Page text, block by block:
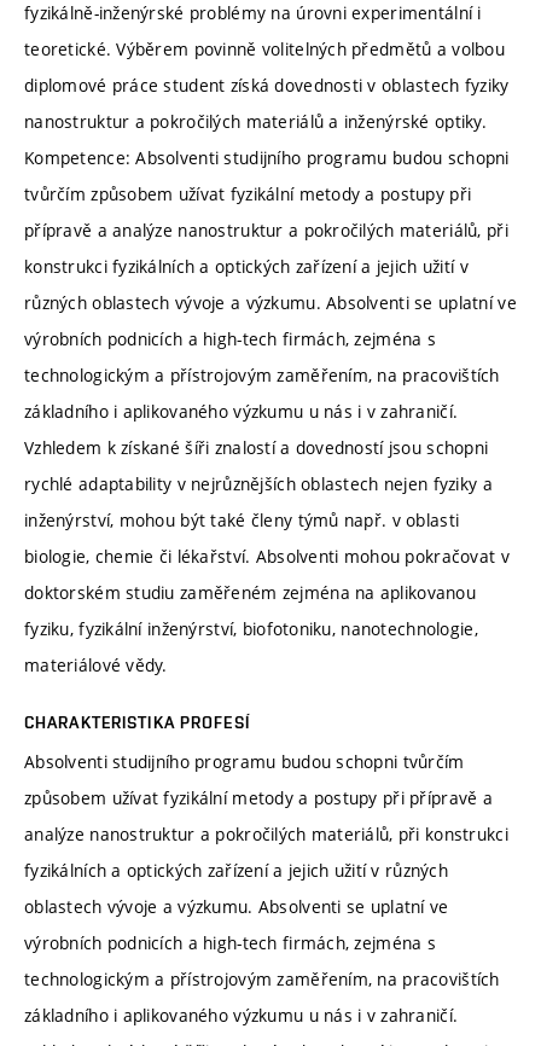
fyzikálně-inženýrské problémy na úrovni experimentální i
teoretické. Výběrem povinně volitelných předmětů a volbou
diplomové práce student získá dovednosti v oblastech fyziky
nanostruktur a pokročilých materiálů a inženýrské optiky.
Kompetence: Absolventi studijního programu budou schopni
tvůrčím způsobem užívat fyzikální metody a postupy při
přípravě a analýze nanostruktur a pokročilých materiálů, při
konstrukci fyzikálních a optických zařízení a jejich užití v
různých oblastech vývoje a výzkumu. Absolventi se uplatní ve
výrobních podnicích a high-tech firmách, zejména s
technologickým a přístrojovým zaměřením, na pracovištích
základního i aplikovaného výzkumu u nás i v zahraničí.
Vzhledem k získané šíři znalostí a dovedností jsou schopni
rychlé adaptability v nejrůznějších oblastech nejen fyziky a
inženýrství, mohou být také členy týmů např. v oblasti
biologie, chemie či lékařství. Absolventi mohou pokračovat v
doktorském studiu zaměřeném zejména na aplikovanou
fyziku, fyzikální inženýrství, biofotoniku, nanotechnologie,
materiálové vědy.
CHARAKTERISTIKA PROFESÍ
Absolventi studijního programu budou schopni tvůrčím
způsobem užívat fyzikální metody a postupy při přípravě a
analýze nanostruktur a pokročilých materiálů, při konstrukci
fyzikálních a optických zařízení a jejich užití v různých
oblastech vývoje a výzkumu. Absolventi se uplatní ve
výrobních podnicích a high-tech firmách, zejména s
technologickým a přístrojovým zaměřením, na pracovištích
základního i aplikovaného výzkumu u nás i v zahraničí.